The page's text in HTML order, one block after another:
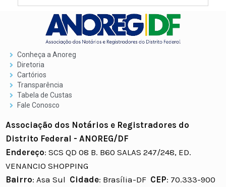
Conheça a Anoreg
Diretoria
Cartórios
Transparência
Tabela de Custas
Fale Conosco
Associação dos Notários e Registradores do
Distrito Federal - ANOREG/DF
Endereço: SCS QD 08 B. B60 SALAS 247/248, ED.
VENANCIO SHOPPING
Bairro: Asa Sul Cidade: Brasília-DF CEP: 70.333-900